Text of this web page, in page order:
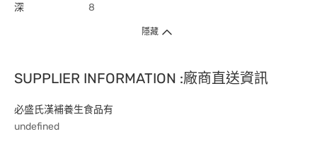
深 8
隱藏
SUPPLIER INFORMATION :廠商直送資訊
必盛氏漢補養生食品有
undefined